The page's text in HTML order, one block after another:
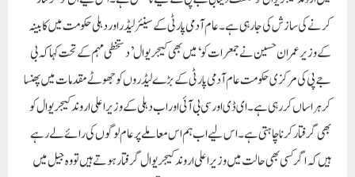
کرنے کی سازش کی جا رہی ہے۔ عام آدمی پارٹی کے سینئر لیڈر اور دہلی حکومت میں کابینہ
کے وزیر عمران حسین نے جمعرات کو ‘میں بھی کیجریوال’ دستخطی مہم کے تحت کہا کہ بی
جے پی کی مرکزی حکومت عام آدمی پارٹی کے بڑے لیڈروں کو جھوٹے مقدمات میں پھنسا
کر ہراساں کر رہی ہے۔ ای ڈی اور سی بی آئی اور اب دہلی کے وزیر اعلی اروند کیجریوال کو
بھی گرفتار کرنا چاہتی ہے۔ اس لیے اب ہم اس معاملے پر عام لوگوں کی رائے لے رہے
ہیں کہ اگر کسی بھی حالت میں وزیر اعلی اروند کیجریوال گرفتار ہوتے ہیں تو وہ جیل میں